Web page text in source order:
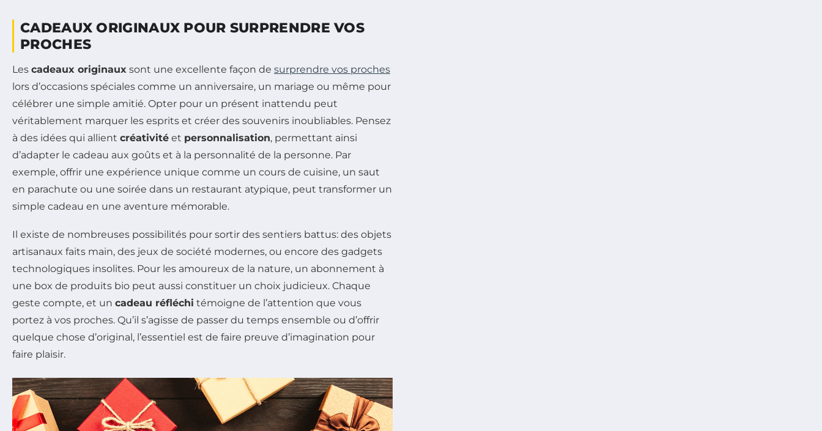
CADEAUX ORIGINAUX POUR SURPRENDRE VOS
PROCHES
Les cadeaux originaux sont une excellente façon de surprendre vos proches
lors d’occasions spéciales comme un anniversaire, un mariage ou même pour
célébrer une simple amitié. Opter pour un présent inattendu peut
véritablement marquer les esprits et créer des souvenirs inoubliables. Pensez
à des idées qui allient créativité et personnalisation, permettant ainsi
d’adapter le cadeau aux goûts et à la personnalité de la personne. Par
exemple, offrir une expérience unique comme un cours de cuisine, un saut
en parachute ou une soirée dans un restaurant atypique, peut transformer un
simple cadeau en une aventure mémorable.
Il existe de nombreuses possibilités pour sortir des sentiers battus: des objets
artisanaux faits main, des jeux de société modernes, ou encore des gadgets
technologiques insolites. Pour les amoureux de la nature, un abonnement à
une box de produits bio peut aussi constituer un choix judicieux. Chaque
geste compte, et un cadeau réfléchi témoigne de l’attention que vous
portez à vos proches. Qu’il s’agisse de passer du temps ensemble ou d’offrir
quelque chose d’original, l’essentiel est de faire preuve d’imagination pour
faire plaisir.